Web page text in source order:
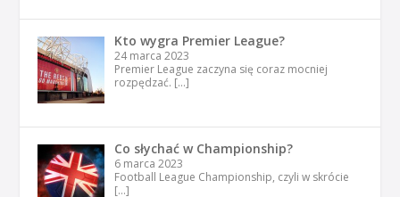
Kto wygra Premier League?
24 marca 2023
Premier League zaczyna się coraz mocniej
rozpędzać. […]
Co słychać w Championship?
6 marca 2023
Football League Championship, czyli w skrócie
[…]